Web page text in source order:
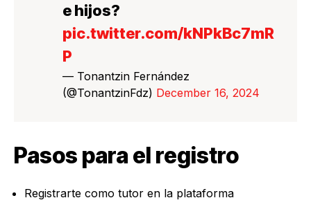
e hijos?
pic.twitter.com/kNPkBc7mR
P
— Tonantzin Fernández
(@TonantzinFdz) December 16, 2024
Pasos para el registro
Registrarte como tutor en la plataforma